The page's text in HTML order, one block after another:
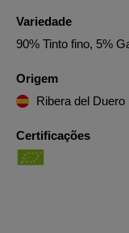
Variedade
90% Tinto fino, 5%
Origem
Ribera del Duero
Certificações